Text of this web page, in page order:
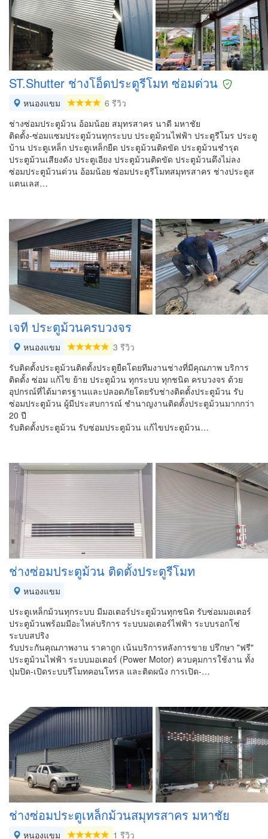
ST.Shutter ช่างโอ็ดประตูรีโมท ซ่อมด่วน
หนองแขม
6 รีวิว
ช่างซ่อมประตูม้วน อ้อมน้อย สมุทรสาคร นาดี มหาชัย
ติดตั้ง-ซ่อมแซมประตูม้วนทุกระบบ ประตูม้วนไฟฟ้า ประตูรีโมร ประตู
บ้าน ประตูเหล็ก ประตูเหล็กยืด ประตูม้วนติดขัด ประตูม้วนชำรุด
ประตูม้วนเสียงดัง ประตูเอียง ประตูม้วนติดขัด ประตูม้วนดึงไม่ลง
ซ่อมประตูม้วนด่วน อ้อมน้อย ซ่อมประตูรีโมทสมุทรสาคร ช่างประตูส
แตนเลส…
เจที ประตูม้วนครบวงจร
หนองแขม
3 รีวิว
รับติดตั้งประตูม้วนติดตั้งประตูยืดโดยทีมงานช่างที่มีคุณภาพ บริการ
ติดตั้ง ซ่อม แก้ไข ย้าย ประตูม้วน ทุกระบบ ทุกชนิด ครบวงจร ด้วย
อุปกรณ์ที่ได้มาตรฐานและปลอดภัยโดยรับช่างติดตั้งประตูม้วน รับ
ซ่อมประตูม้วน ผู้มีประสบการณ์ ชำนาญงานติดตั้งประตูม้วนมากกว่า
20 ปี
รับติดตั้งประตูม้วน รับซ่อมประตูม้วน แก้ไขประตูม้วน…
ช่างซ่อมประตูม้วน ติดตั้งประตูรีโมท
หนองแขม
ประตูเหล็กม้วนทุกระบบ มีมอเตอร์ประตูม้วนทุกชนิด รับซ่อมมอเตอร์
ประตูม้วนพร้อมมีอะไหล่บริการ ระบบมอเตอร์ไฟฟ้า ระบบรอกโซ่
ระบบสปริง
รับประกันคุณภาพงาน ราคาถูก เน้นบริการหลังการขาย ปรึกษา "ฟรี"
ประตูม้วนไฟฟ้า ระบบมอเตอร์ (Power Motor) ควบคุมการใช้งาน ทั้ง
ปุ่มปิด-เปิดระบบรีโมทคอนโทรล และติดผนัง การเปิด-…
ช่างซ่อมประตูเหล็กม้วนสมุทรสาคร มหาชัย
หนองแขม
1 รีวิว